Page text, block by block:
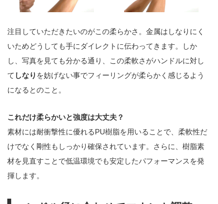
注目していただきたいのがこの柔らかさ。金属はしなりにく
いためどうしても手にダイレクトに伝わってきます。しか
し、写真を見ても分かる通り、この柔軟さがハンドルに対し
て しなり を妨げない事でフィーリングが柔らかく感じるよう
になるとのこと。
これだけ柔らかいと強度は大丈夫？
素材には耐衝撃性に優れるPU樹脂を用いることで、柔軟性だ
けでなく剛性もしっかり確保されています。さらに、樹脂素
材を見直すことで低温環境でも安定したパフォーマンスを発
揮します。